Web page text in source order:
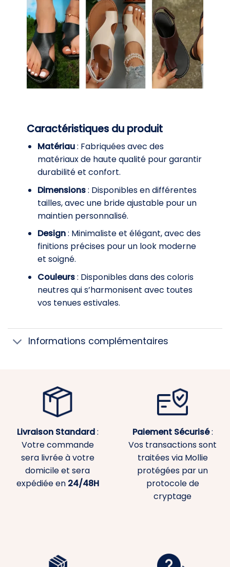
Caractéristiques du produit
Matériau: Fabriquées avec des
matériaux de haute qualité pour garantir
durabilité et confort.
Dimensions: Disponibles en différentes
tailles, avec une bride ajustable pour un
maintien personnalisé.
Design: Minimaliste et élégant, avec des
finitions précises pour un look moderne
et soigné.
Couleurs: Disponibles dans des coloris
neutres qui s’harmonisent avec toutes
vos tenues estivales.
Informations complémentaires
Livraison Standard:
Votre commande
sera livrée à votre
domicile et sera
expédiée en 24/48H
Paiement Sécurisé:
Vos transactions sont
traitées via Mollie
protégées par un
protocole de
cryptage